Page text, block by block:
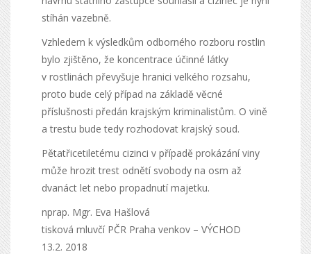
stíhán vazebně.
Vzhledem k výsledkům odborného rozboru rostlin
bylo zjištěno, že koncentrace účinné látky
v rostlinách převyšuje hranici velkého rozsahu,
proto bude celý případ na základě věcné
příslušnosti předán krajským kriminalistům. O vině
a trestu bude tedy rozhodovat krajský soud.
Pětatřicetiletému cizinci v případě prokázání viny
může hrozit trest odnětí svobody na osm až
dvanáct let nebo propadnutí majetku.
nprap. Mgr. Eva Hašlová
tisková mluvčí PČR Praha venkov – VÝCHOD
13.2. 2018